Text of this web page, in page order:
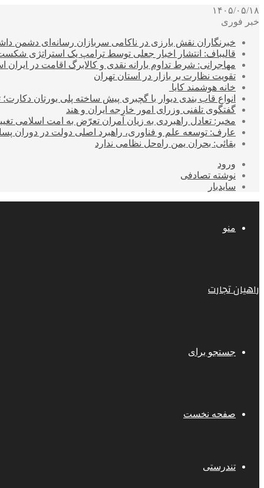
۱۴۰۵/۰۵/۱۸
خبر فوری
خبرنگاران نقش بارزی در ناکامی سربازان رسانه‌ای دشمن
قالیباف: انتشار اخبار جعلی توسط ترامپ یک استراتژی
مهاجرانی: شرط تداوم یارانه نقدی و کالابرگ اقامت در ایران
تقویت نظارت بر بازار در استان تهران
خانه هوشمند کایا
انواع قاب بندی دیوار با گچبری پیش ساخته پلی یورتان
گفتگوی تلفنی وزرای امور خارجه ایران و هند
مخبر: تعادل راهبردی به زیان آمران تعرّض به امت اسلامی
عارف: توسعه علم و فناوری، راهبرد اصلی دولت در دوران
بقائی: بحران یمن راه‌حل نظامی ندارد
ورود
نوشته تصادفی
سایدبار
منو
راهیان تجارت
جستجو برای
صفحه نخست
تندرستی